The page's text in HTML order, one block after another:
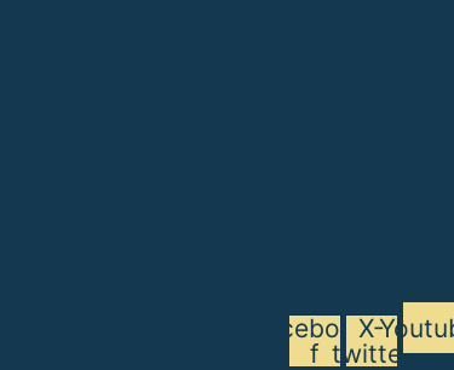
Facebook-
f
X-
twitter